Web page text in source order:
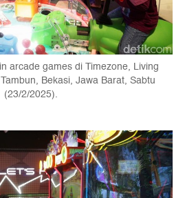
arcade games di Timezone, Living
Bekasi, Jawa Barat, Sabtu
(23/2/2025).